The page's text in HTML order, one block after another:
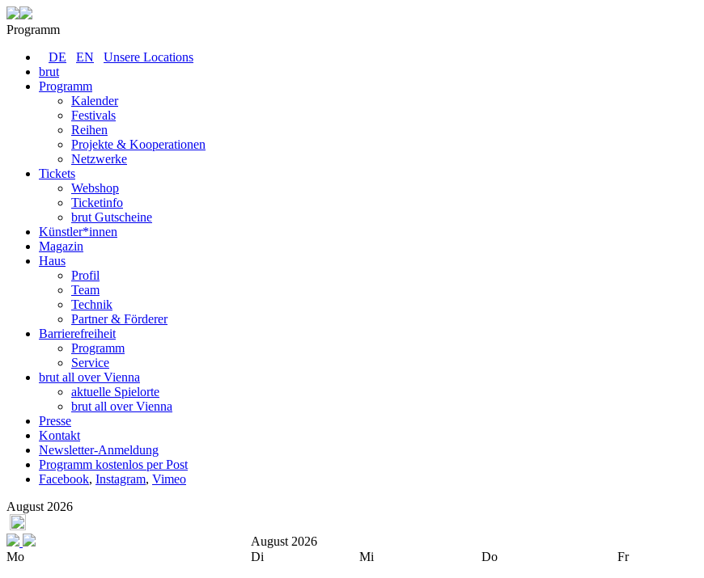
Programm
DE
EN
Unsere Locations
brut
Programm
Kalender
Festivals
Reihen
Projekte & Kooperationen
Netzwerke
Tickets
Webshop
Ticketinfo
brut Gutscheine
Künstler*innen
Magazin
Haus
Profil
Team
Technik
Partner & Förderer
Barrierefreiheit
Programm
Service
brut all over Vienna
aktuelle Spielorte
brut all over Vienna
Presse
Kontakt
Newsletter-Anmeldung
Programm kostenlos per Post
Facebook, Instagram, Vimeo
August 2026
August 2026
Mo
Di Mi Do Fr